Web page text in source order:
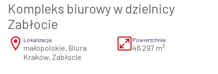
Kompleks biurowy w dzielnicy
Zabłocie
Lokalizacja:
małopolskie, Biura
Kraków, Zabłocie
Powierzchnia:
46 297 m2